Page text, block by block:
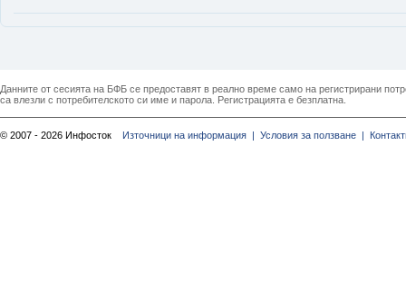
Данните от сесията на БФБ се предоставят в реално време само на регистрирани
са влезли с потребителското си име и парола. Регистрацията е безплатна.
© 2007 - 2026 Инфосток Източници на информация | Условия за ползване |